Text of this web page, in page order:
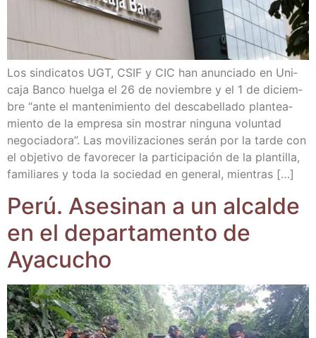
Los sin­di­ca­tos UGT, CSIF y CIC han anun­cia­do en Uni­
ca­ja Ban­co huel­ga el 26 de noviem­bre y el 1 de diciem­
bre “ante el man­te­ni­mien­to del des­ca­be­lla­do plan­tea­
mien­to de la empre­sa sin mos­trar nin­gu­na volun­tad
nego­cia­do­ra”. Las movi­li­za­cio­nes serán por la tar­de con
el obje­ti­vo de favo­re­cer la par­ti­ci­pa­ción de la plan­ti­lla,
fami­lia­res y toda la socie­dad en gene­ral, mientras […]
Perú. Ase­si­nan a un alcal­de
en el depar­ta­men­to de
Ayacucho